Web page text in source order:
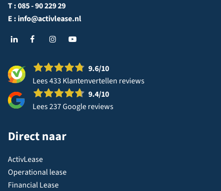
T :085 - 90 229 29
E : info@activlease.nl
9.6/10
Lees 433 Klantenvertellen reviews
9.4/10
Lees 237 Google reviews
Direct naar
ActivLease
Operational lease
Financial Lease